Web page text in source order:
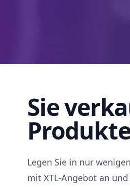
Sie
Legen Sie in nur
mit XTL-Angebot an